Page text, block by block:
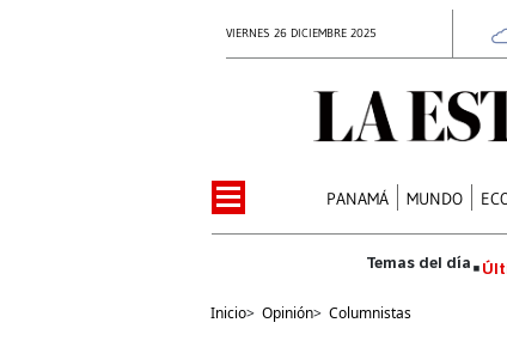
VIERNES 26 DICIEMBRE 2025
PANAMÁ MUNDO
Inicio> Opinión> Columnistas